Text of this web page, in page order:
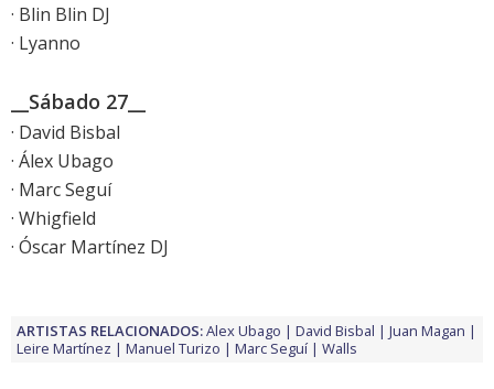
· Blin Blin DJ
· Lyanno
__Sábado 27__
· David Bisbal
· Álex Ubago
· Marc Seguí
· Whigfield
· Óscar Martínez DJ
ARTISTAS RELACIONADOS:Alex Ubago David Bisbal
Juan Magan
Leire Martínez
Manuel Turizo Marc Seguí Walls